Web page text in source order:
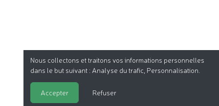
Nous collectons et traitons vos informations personnelles
dans le but suivant : Analyse du trafic, Personnalisation
Accepter Refuser